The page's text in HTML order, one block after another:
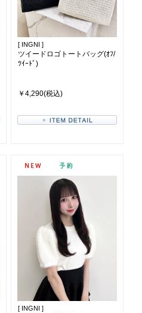
[ INGNI ]
ツイードロゴトートバッグ(ｵﾌ/
ﾂｲｰﾄﾞ)
￥4,290(税込)
[ INGNI ]